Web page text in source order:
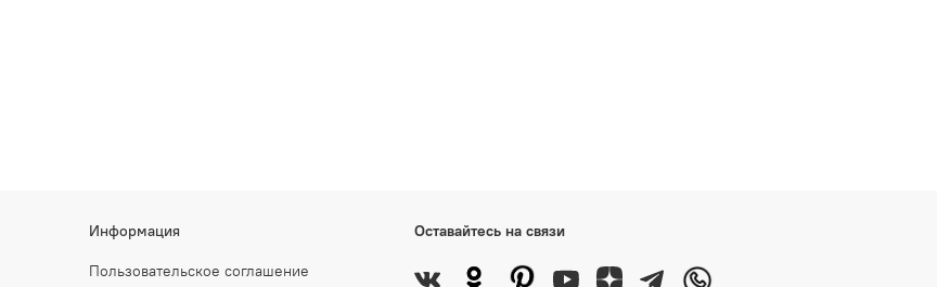
Информация
Пользовательское соглашение
Оставайтесь на связи